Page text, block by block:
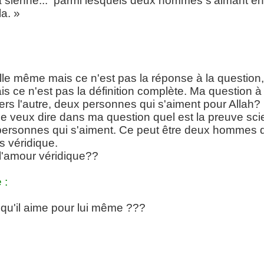
»
même mais ce n'est pas la réponse à la
ce n'est pas la définition complète. Ma question
l'autre, deux personnes qui s'aiment pour
veux dire dans ma question quel est la preuve
qui s'aiment. Ce peut être deux hommes
véridique.
véridique??
:
aime pour lui même ???